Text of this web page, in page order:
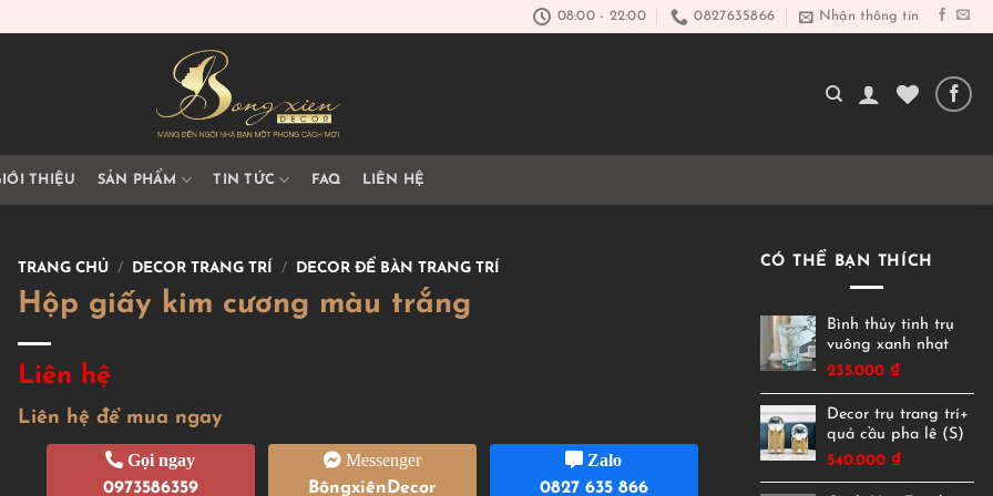
08:00 - 22:00 0827635866 Nhận thông tin
THIỆU SẢN PHẨM TIN TỨC FAQ LIÊN HỆ
TRANG CHỦ / DECOR TRANG TRÍ / DECOR ĐỂ BÀN TRANG TRÍ
Hộp giấy kim cương màu trắng
Liên hệ
Liên hệ để mua ngay
Gọi ngay
0973586359
Messenger
BôngxiênDecor
Zalo
0827 635 866
CÓ THỂ BẠN THÍCH
Bình thủy tinh trụ
vuông xanh nhạt
235.000 ₫
Decor trụ trang trí+
quả cầu pha lê (S)
540.000 ₫